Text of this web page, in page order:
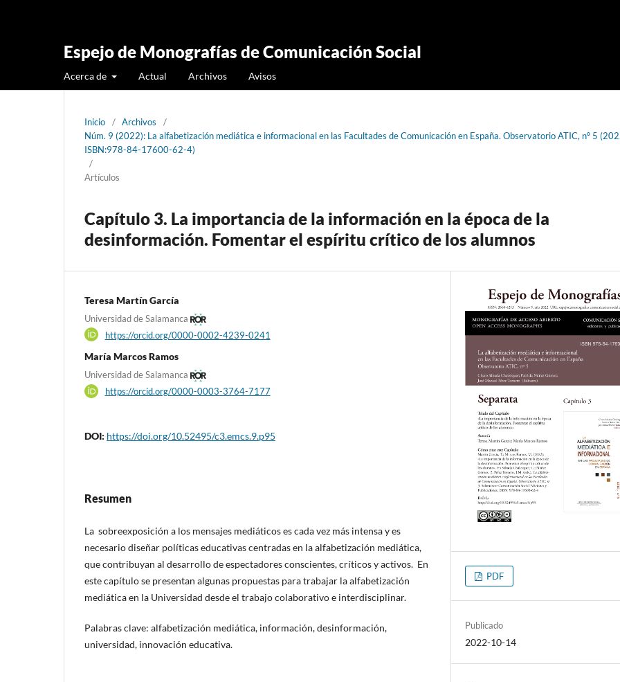
Espejo de Monografías de Comunicación Social
Acerca de Actual Archivos Avisos
Inicio / Archivos
/
Núm. 9 (2022): La alfabetización mediática e informacional en las Facultades de Comunicación en España. Observatorio ATIC, nº 5
ISBN:978-84-17600-62-4)
/
Artículos
Capítulo 3. La importancia de la información en la época de la
desinformación. Fomentar el espíritu crítico de los alumnos
Teresa Martín García
Universidad de Salamanca
https://orcid.org/0000-0002-4239-0241
María Marcos Ramos
Universidad de Salamanca
https://orcid.org/0000-0003-3764-7177
DOI: https://doi.org/10.52495/c3.emcs.9.p95
Resumen
La sobreexposición a los mensajes mediáticos es cada vez más intensa y es
necesario diseñar políticas educativas centradas en la alfabetización mediática,
que contribuyan al desarrollo de espectadores conscientes, críticos y activos. En
este capítulo se presentan algunas propuestas para trabajar la alfabetización
mediática en la Universidad desde el trabajo colaborativo e interdisciplinar.
Palabras clave: alfabetización mediática, información, desinformación,
universidad, innovación educativa.
PDF
Publicado
2022-10-14